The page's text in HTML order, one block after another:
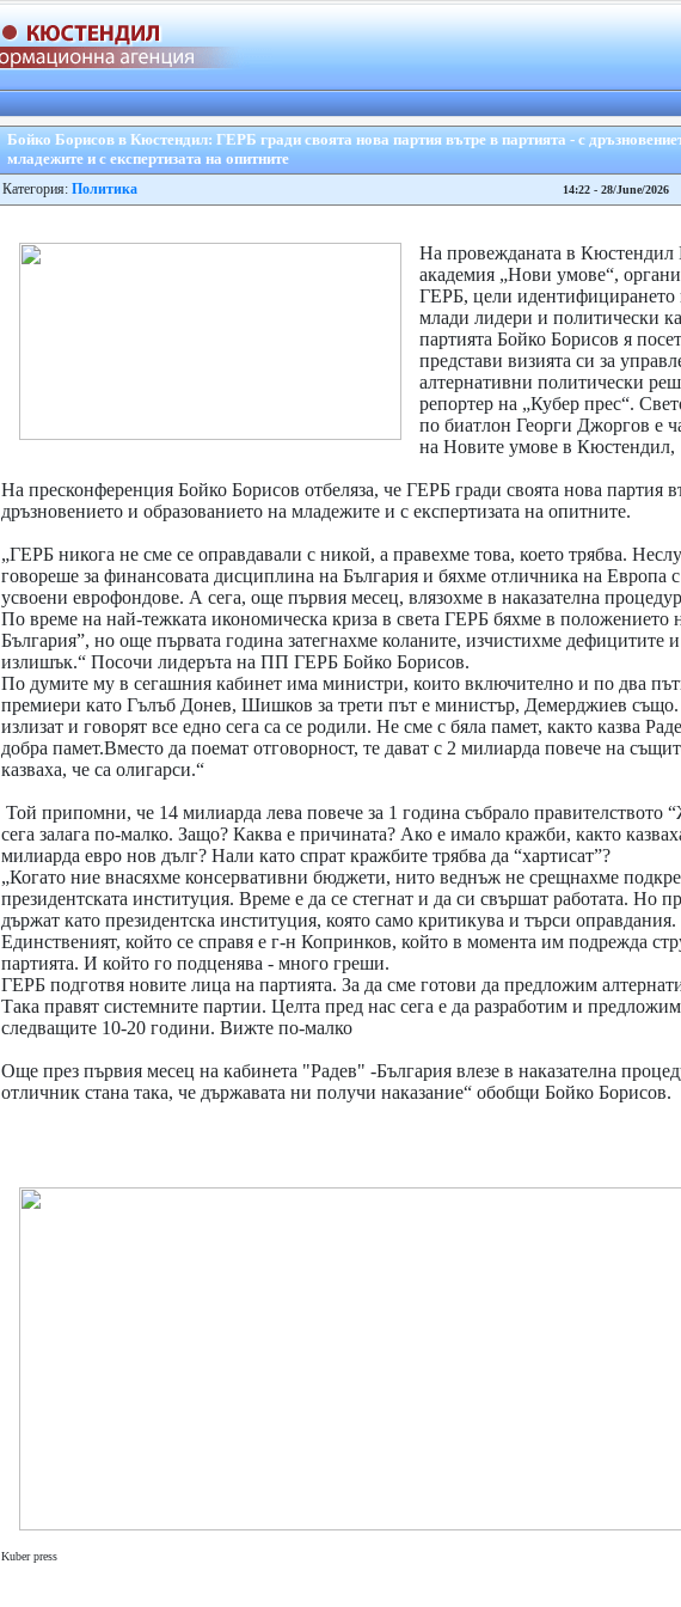
Бойко Борисов в Кюстендил: ГЕРБ гради своята нова партия вътре в партията - с
младежите и с експертизата на опитните
Категория: Политика 14:22 - 28/June/2026
На провежданата в Кюстендил
академия „Нови умове“,
ГЕРБ, цели идентифицирането
млади лидери и политически
партията Бойко Борисов я
представи визията си за
алтернативни политически
репортер на „Кубер прес“.
по биатлон Георги Джоргов е
на Новите умове в Кюстендил,
На пресконференция Бойко Борисов отбеляза, че ГЕРБ гради своята нова партия
дръзновението и образованието на младежите и с експертизата на опитните.
„ГЕРБ никога не сме се оправдавали с никой, а правехме това, което трябва.
говореше за финансовата дисциплина на България и бяхме отличника на Европа
усвоени еврофондове. А сега, още първия месец, влязохме в наказателна
По време на най-тежката икономическа криза в света ГЕРБ бяхме в положението
България”, но още първата година затегнахме коланите, изчистихме дефицитите
излишък.“ Посочи лидеръта на ПП ГЕРБ Бойко Борисов.
По думите му в сегашния кабинет има министри, които включително и по два
премиери като Гълъб Донев, Шишков за трети път е министър, Демерджиев също.
излизат и говорят все едно сега са се родили. Не сме с бяла памет, както казва
добра памет.Вместо да поемат отговорност, те дават с 2 милиарда повече на
казваха, че са олигарси.“
Той припомни, че 14 милиарда лева повече за 1 година събрало правителството
сега залага по-малко. Защо? Каква е причината? Ако е имало кражби, както
милиарда евро нов дълг? Нали като спрат кражбите трябва да “хартисат”?
„Когато ние внасяхме консервативни бюджети, нито веднъж не срещнахме
президентската институция. Време е да се стегнат и да си свършат работата. Но
държат като президентска институция, която само критикува и търси оправдания.
Единственият, който се справя е г-н Копринков, който в момента им подрежда
партията. И който го подценява - много греши.
ГЕРБ подготвя новите лица на партията. За да сме готови да предложим
Така правят системните партии. Целта пред нас сега е да разработим и
следващите 10-20 години. Вижте по-малко
Още през първия месец на кабинета "Радев" -България влезе в наказателна
отличник стана така, че държавата ни получи наказание“ обобщи Бойко Борисов.
Kuber press